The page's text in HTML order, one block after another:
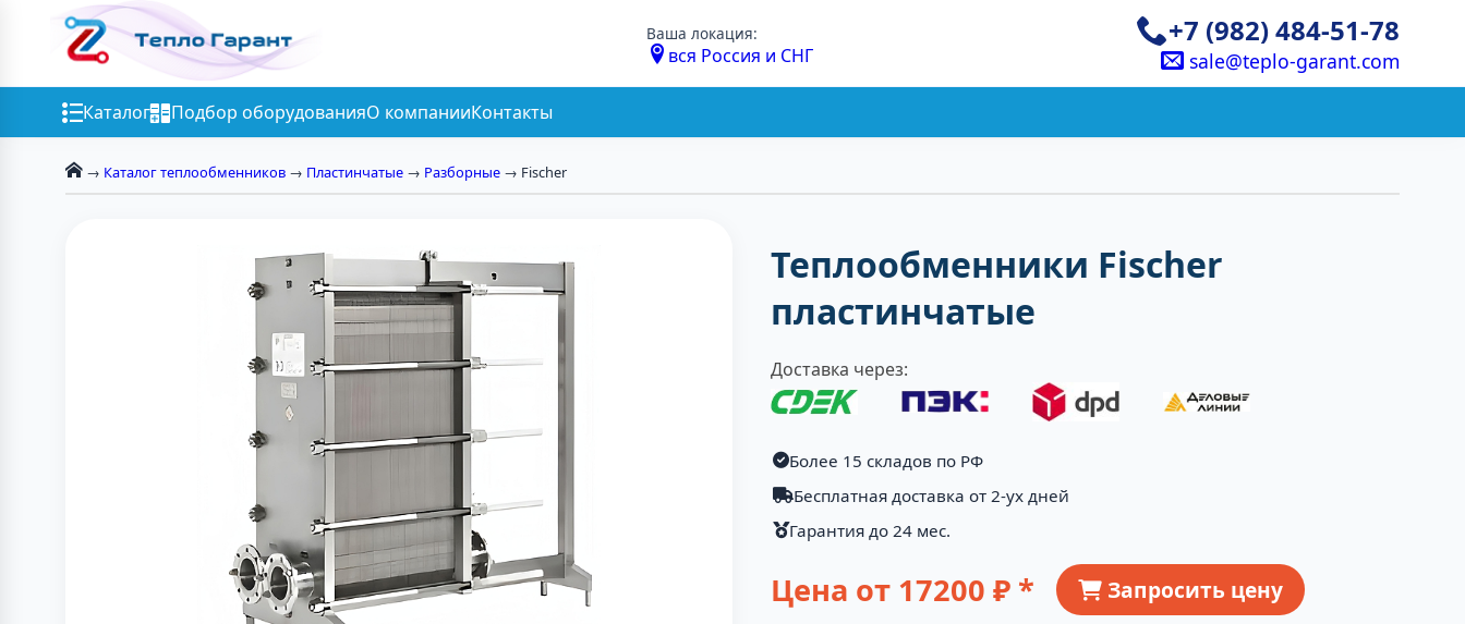
Ваша локация:
вся Россия и СНГ
+7 (982) 484-51-78
sale@teplo-garant.com
Каталог Подбор оборудованияО компанииКонтакты
→ Каталог теплообменников → Пластинчатые → Разборные → Fischer
Теплообменники Fischer
пластинчатые
Доставка через:
Более 15 складов по РФ
Бесплатная доставка от 2-ух дней
Гарантия до 24 мес.
Цена от 17200 ₽ * Запросить цену